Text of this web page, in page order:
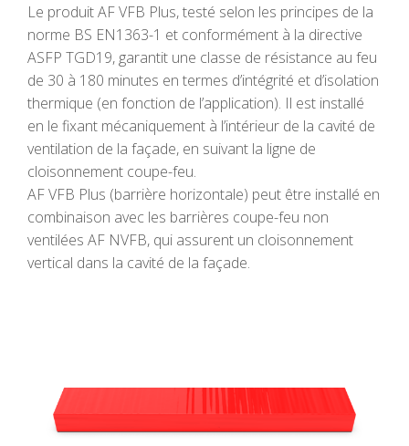
Le produit AF VFB Plus, testé selon les principes de la
norme BS EN1363-1 et conformément à la directive
ASFP TGD19, garantit une classe de résistance au feu
de 30 à 180 minutes en termes d’intégrité et d’isolation
thermique (en fonction de l’application). Il est installé
en le fixant mécaniquement à l’intérieur de la cavité de
ventilation de la façade, en suivant la ligne de
cloisonnement coupe-feu.
AF VFB Plus (barrière horizontale) peut être installé en
combinaison avec les barrières coupe-feu non
ventilées AF NVFB, qui assurent un cloisonnement
vertical dans la cavité de la façade.